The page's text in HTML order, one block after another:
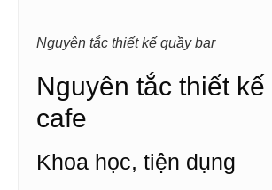
Nguyên tắc thiết kế quầy bar
Nguyên tắc thiết
cafe
Khoa học, tiện dụng